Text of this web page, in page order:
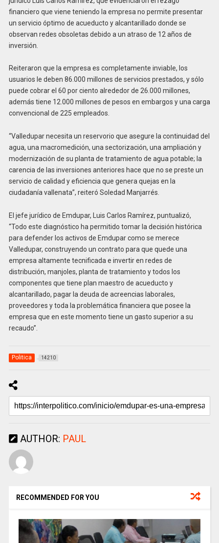
financiero que viene teniendo la empresa no permite presentar
un servicio óptimo de acueducto y alcantarillado donde se
observan redes obsoletas debido a un atraso de 12 años de
inversión.
Reiteraron que la empresa es completamente inviable, los
usuarios le deben 86.000 millones de servicios prestados, y sólo
puede cobrar el 60 por ciento alrededor de 26.000 millones,
además tiene 12.000 millones de pesos en embargos y una carga
convencional de 225 empleados.
“Valledupar necesita un reservorio que asegure la continuidad del
agua, una macromedición, una sectorización, una ampliación y
modernización de su planta de tratamiento de agua potable; la
carencia de las inversiones anteriores hace que no se preste un
servicio de calidad y eficiencia que genera quejas en la
ciudadanía vallenata”, reiteró Soledad Manjarrés.
El jefe jurídico de Emdupar, Luis Carlos Ramírez, puntualizó,
“Todo este diagnóstico ha permitido tomar la decisión histórica
para defender los activos de Emdupar como se merece
Valledupar, construyendo un contrato para que quede una
empresa altamente tecnificada e invertir en redes de
distribución, manjoles, planta de tratamiento y todos los
componentes que tiene plan maestro de acueducto y
alcantarillado, pagar la deuda de acreencias laborales,
proveedores y toda la problemática financiera que posee la
empresa que en este momento tiene un gasto superior a su
recaudo”.
Politica 14210
AUTHOR: PAUL
RECOMMENDED FOR YOU